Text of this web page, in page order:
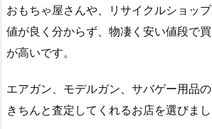
おもちゃ屋さんや、リサイクルショッ
値が良く分からず、物凄く安い値段で
が高いです。
エアガン、モデルガン、サバゲー用品
きちんと査定してくれるお店を選びまし